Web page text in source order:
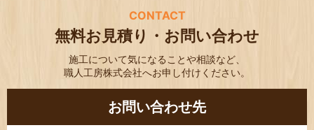
CONTACT
無料お見積り・お問い合わせ
施工について気になることや相談など、
職人工房株式会社へお申し付けください。
お問い合わせ先